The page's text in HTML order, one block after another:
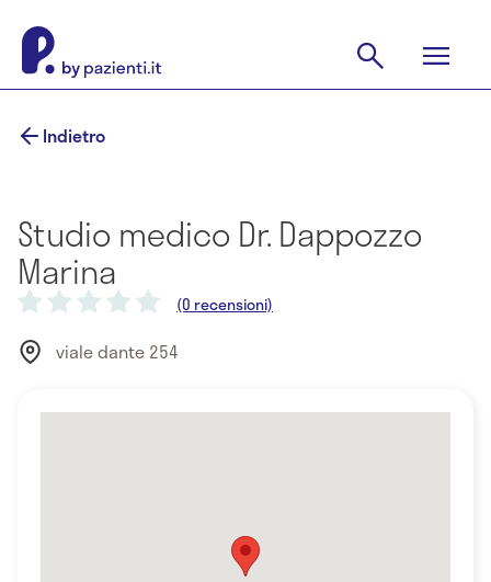
Indietro
Studio medico Dr. Dappozzo
Marina
(0 recensioni)
viale dante 254